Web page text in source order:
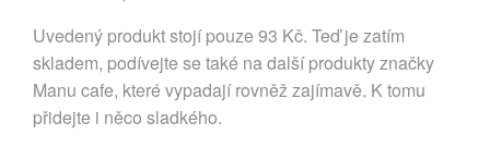
Uvedený produkt stojí pouze 93 Kč. Teď je zatím
skladem, podívejte se také na další produkty značky
Manu cafe, které vypadají rovněž zajímavě. K tomu
přidejte i něco sladkého.